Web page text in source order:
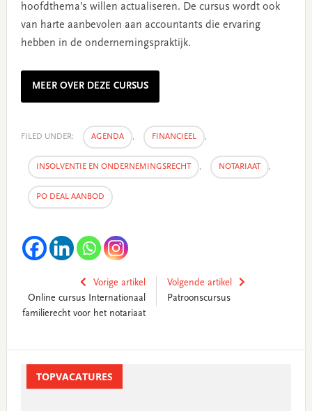
hoofdthema’s willen actualiseren. De cursus wordt ook
van harte aanbevolen aan accountants die ervaring
hebben in de ondernemingspraktijk.
MEER OVER DEZE CURSUS
FILED UNDER: AGENDA , FINANCIEEL ,
INSOLVENTIE EN ONDERNEMINGSRECHT , NOTARIAAT ,
PO DEAL AANBOD
Vorige artikel
Online cursus Internationaal
familierecht voor het notariaat
Volgende artikel
Patroonscursus
SidebarTOPVACATURES